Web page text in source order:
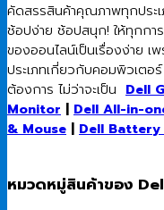
คัดสรรสินค้าคุณภาพทุกประ
ช้อปง่าย ช้อปสนุก! ให้ทุกกา
ของออนไลน์เป็นเรื่องง่าย เพ
ประเภทเกี่ยวกับคอมพิวเตอ
ต้องการ ไม่ว่าจะเป็น Dell
Monitor | Dell All-in-
& Mouse | Dell
หมวดหมู่สินค้าของ